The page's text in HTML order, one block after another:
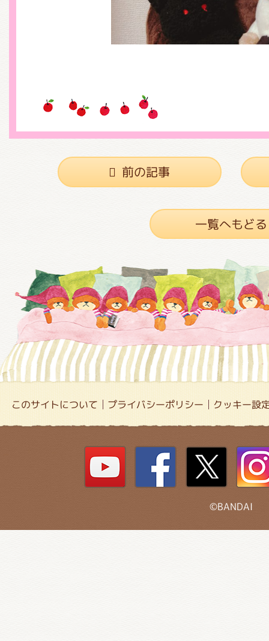
前の記事
一覧へもどる
このサイトについて プライバシーポリシー クッキー設
©BANDAI